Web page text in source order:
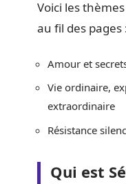
Voici les
au fil des pages
Amour et
Vie ordinaire,
extraordinaire
Résistance
Qui est